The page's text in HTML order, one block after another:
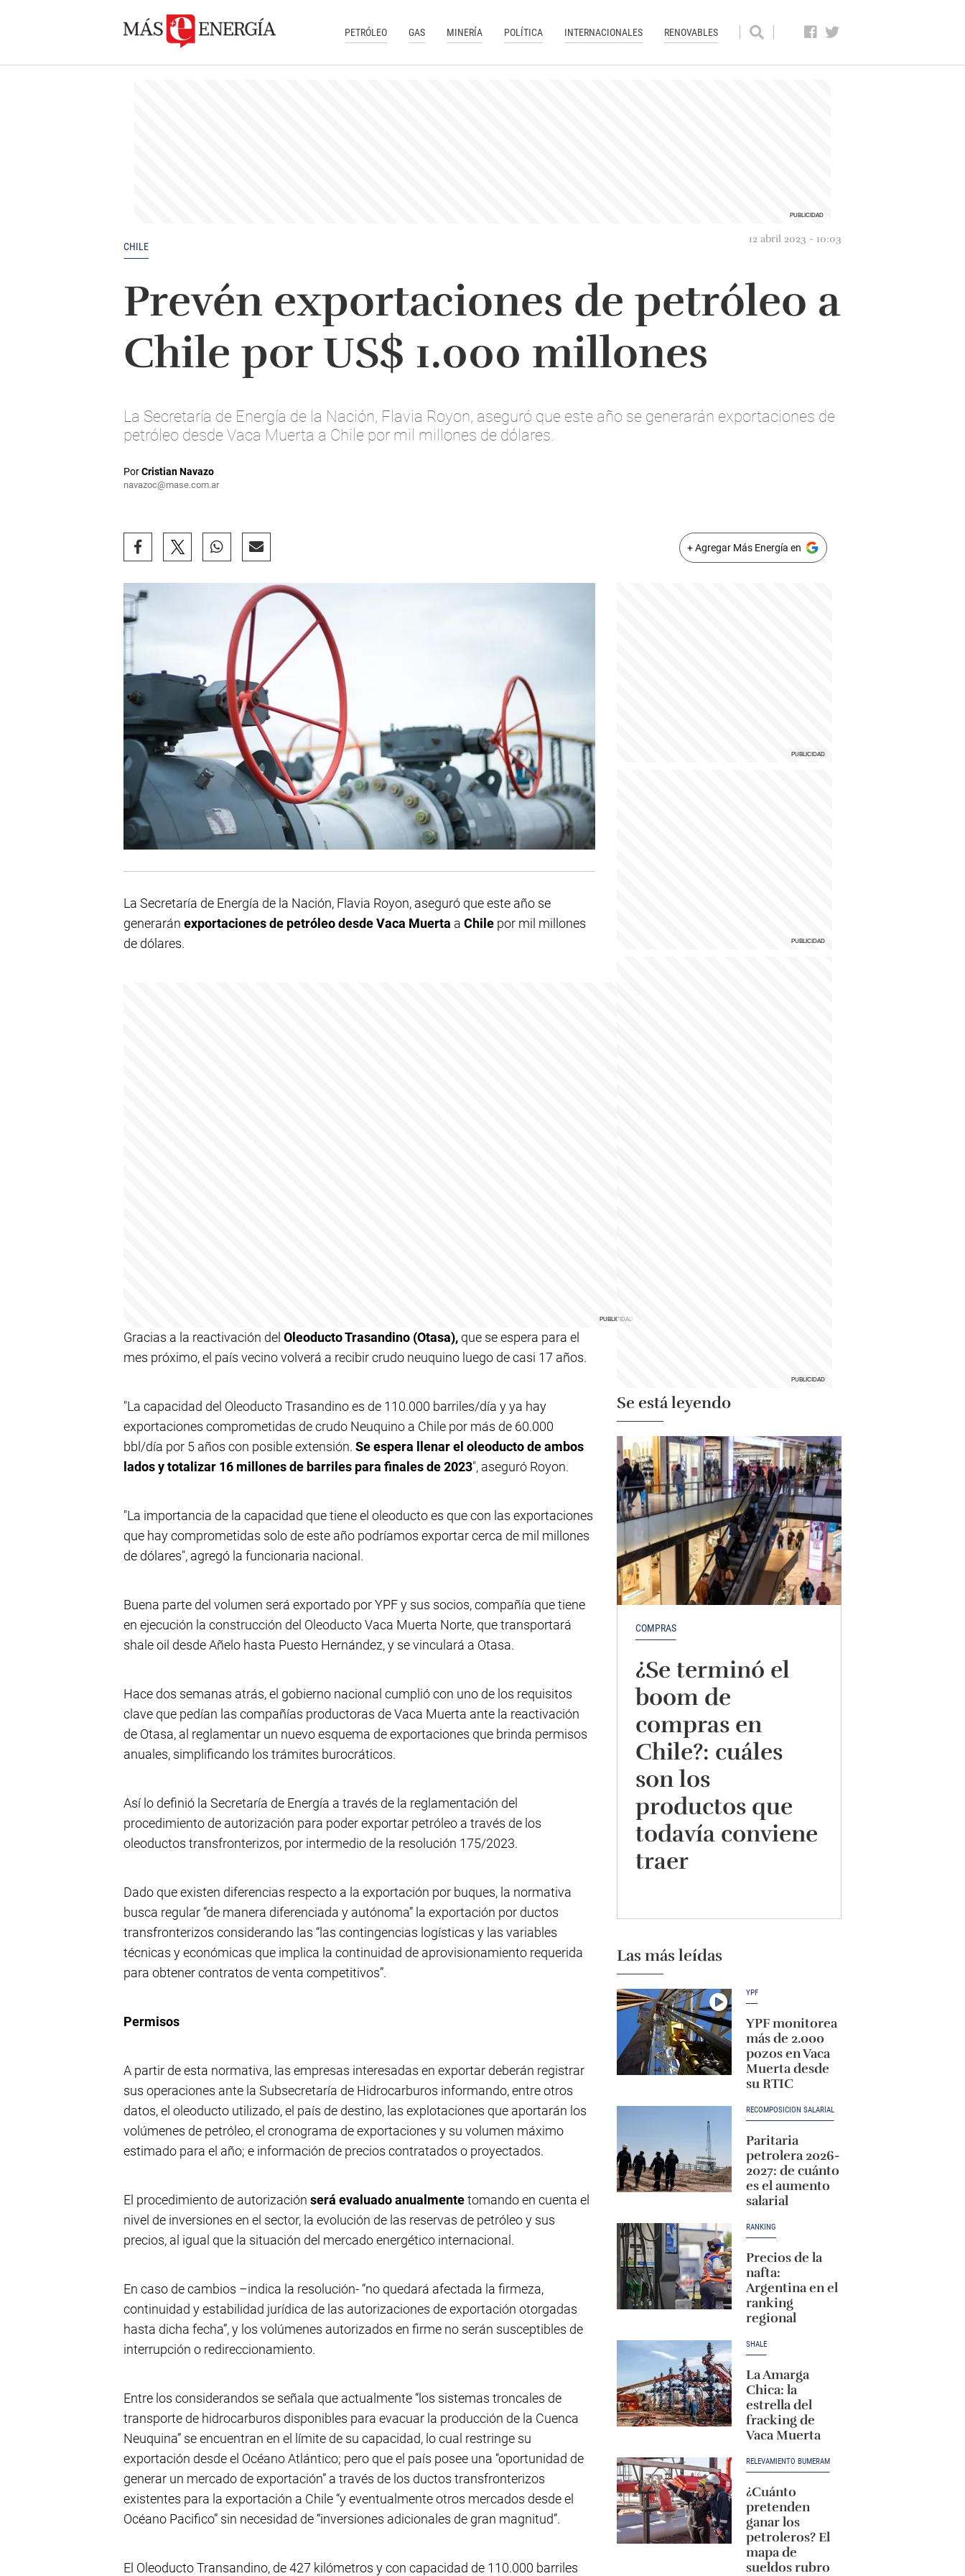
PETRÓLEO GAS MINERÍA POLÍTICA INTERNACIONALES RENOVABLES
CHILE
12 abril 2023 - 10:03
Prevén exportaciones de petróleo a
Chile por US$ 1.000 millones
La Secretaría de Energía de la Nación, Flavia Royon, aseguró que este año se generarán exportaciones de
petróleo desde Vaca Muerta a Chile por mil millones de dólares.
PorCristian Navazo
navazoc@mase.com.ar
+ Agregar Más Energía en
La Secretaría de Energía de la Nación, Flavia Royon, aseguró que este año se
generarán exportaciones de petróleo desde Vaca Muerta a Chile por mil millones
de dólares.
Gracias a la reactivación del Oleoducto Trasandino (Otasa), que se espera para el
mes próximo, el país vecino volverá a recibir crudo neuquino luego de casi 17 años.
"La capacidad del Oleoducto Trasandino es de 110.000 barriles/día y ya hay
exportaciones comprometidas de crudo Neuquino a Chile por más de 60.000
bbl/día por 5 años con posible extensión. Se espera llenar el oleoducto de ambos
lados y totalizar 16 millones de barriles para finales de 2023", aseguró Royon.
"La importancia de la capacidad que tiene el oleoducto es que con las exportaciones
que hay comprometidas solo de este año podríamos exportar cerca de mil millones
de dólares", agregó la funcionaria nacional.
Buena parte del volumen será exportado por YPF y sus socios, compañía que tiene
en ejecución la construcción del Oleoducto Vaca Muerta Norte, que transportará
shale oil desde Añelo hasta Puesto Hernández, y se vinculará a Otasa.
Hace dos semanas atrás, el gobierno nacional cumplió con uno de los requisitos
clave que pedían las compañías productoras de Vaca Muerta ante la reactivación
de Otasa, al reglamentar un nuevo esquema de exportaciones que brinda permisos
anuales, simplificando los trámites burocráticos.
Así lo definió la Secretaría de Energía a través de la reglamentación del
procedimiento de autorización para poder exportar petróleo a través de los
oleoductos transfronterizos, por intermedio de la resolución 175/2023.
Dado que existen diferencias respecto a la exportación por buques, la normativa
busca regular “de manera diferenciada y autónoma” la exportación por ductos
transfronterizos considerando las “las contingencias logísticas y las variables
técnicas y económicas que implica la continuidad de aprovisionamiento requerida
para obtener contratos de venta competitivos”.
Permisos
A partir de esta normativa, las empresas interesadas en exportar deberán registrar
sus operaciones ante la Subsecretaría de Hidrocarburos informando, entre otros
datos, el oleoducto utilizado, el país de destino, las explotaciones que aportarán los
volúmenes de petróleo, el cronograma de exportaciones y su volumen máximo
estimado para el año; e información de precios contratados o proyectados.
El procedimiento de autorización será evaluado anualmentetomando en cuenta el
nivel de inversiones en el sector, la evolución de las reservas de petróleo y sus
precios, al igual que la situación del mercado energético internacional.
En caso de cambios –indica la resolución- “no quedará afectada la firmeza,
continuidad y estabilidad jurídica de las autorizaciones de exportación otorgadas
hasta dicha fecha”, y los volúmenes autorizados en firme no serán susceptibles de
interrupción o redireccionamiento.
Entre los considerandos se señala que actualmente “los sistemas troncales de
transporte de hidrocarburos disponibles para evacuar la producción de la Cuenca
Neuquina” se encuentran en el límite de su capacidad, lo cual restringe su
exportación desde el Océano Atlántico; pero que el país posee una “oportunidad de
generar un mercado de exportación” a través de los ductos transfronterizos
existentes para la exportación a Chile “y eventualmente otros mercados desde el
Océano Pacifico” sin necesidad de “inversiones adicionales de gran magnitud”.
El Oleoducto Transandino, de 427 kilómetros y con capacidad de 110.000 barriles
Se está leyendo
COMPRAS
¿Se terminó el
boom de
compras en
Chile?: cuáles
son los
productos que
todavía conviene
traer
Las más leídas
YPF
YPF monitorea
más de 2.000
pozos en Vaca
Muerta desde
su RTIC
RECOMPOSICIÓN SALARIAL
Paritaria
petrolera 2026-
2027: de cuánto
es el aumento
salarial
RANKING
Precios de la
nafta:
Argentina en el
ranking
regional
SHALE
La Amarga
Chica: la
estrella del
fracking de
Vaca Muerta
RELEVAMIENTO BUMERAM
¿Cuánto
pretenden
ganar los
petroleros? El
mapa de
sueldos rubro